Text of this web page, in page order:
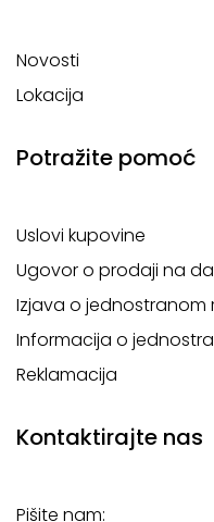
Novosti
Lokacija
Potražite pomoć
Uslovi kupovine
Ugovor o prodaji na
Izjava o jednostranom
Informacija o
Reklamacija
Kontaktirajte nas
Pišite nam: